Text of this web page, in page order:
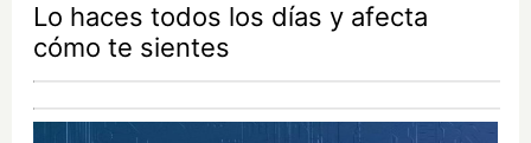
Lo haces todos los días y afecta
cómo te sientes